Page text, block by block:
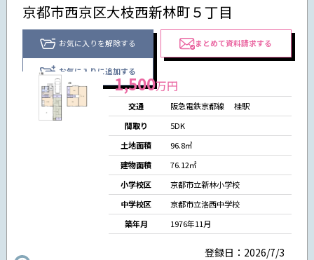
京都市西京区大枝西新林町５丁目
お気に入りを解除する
お気に入りに追加する
まとめて資料請求する
1,500万円
交通 阪急電鉄京都線桂駅
間取り
5DK
土地面積
96.8㎡
建物面積
76.12㎡
小学校区
京都市立新林小学校
中学校区
京都市立洛西中学校
築年月
1976年11月
登録日：2026/7/3